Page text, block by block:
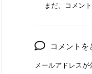
まだ、コメン
コメントを
メールアドレスが